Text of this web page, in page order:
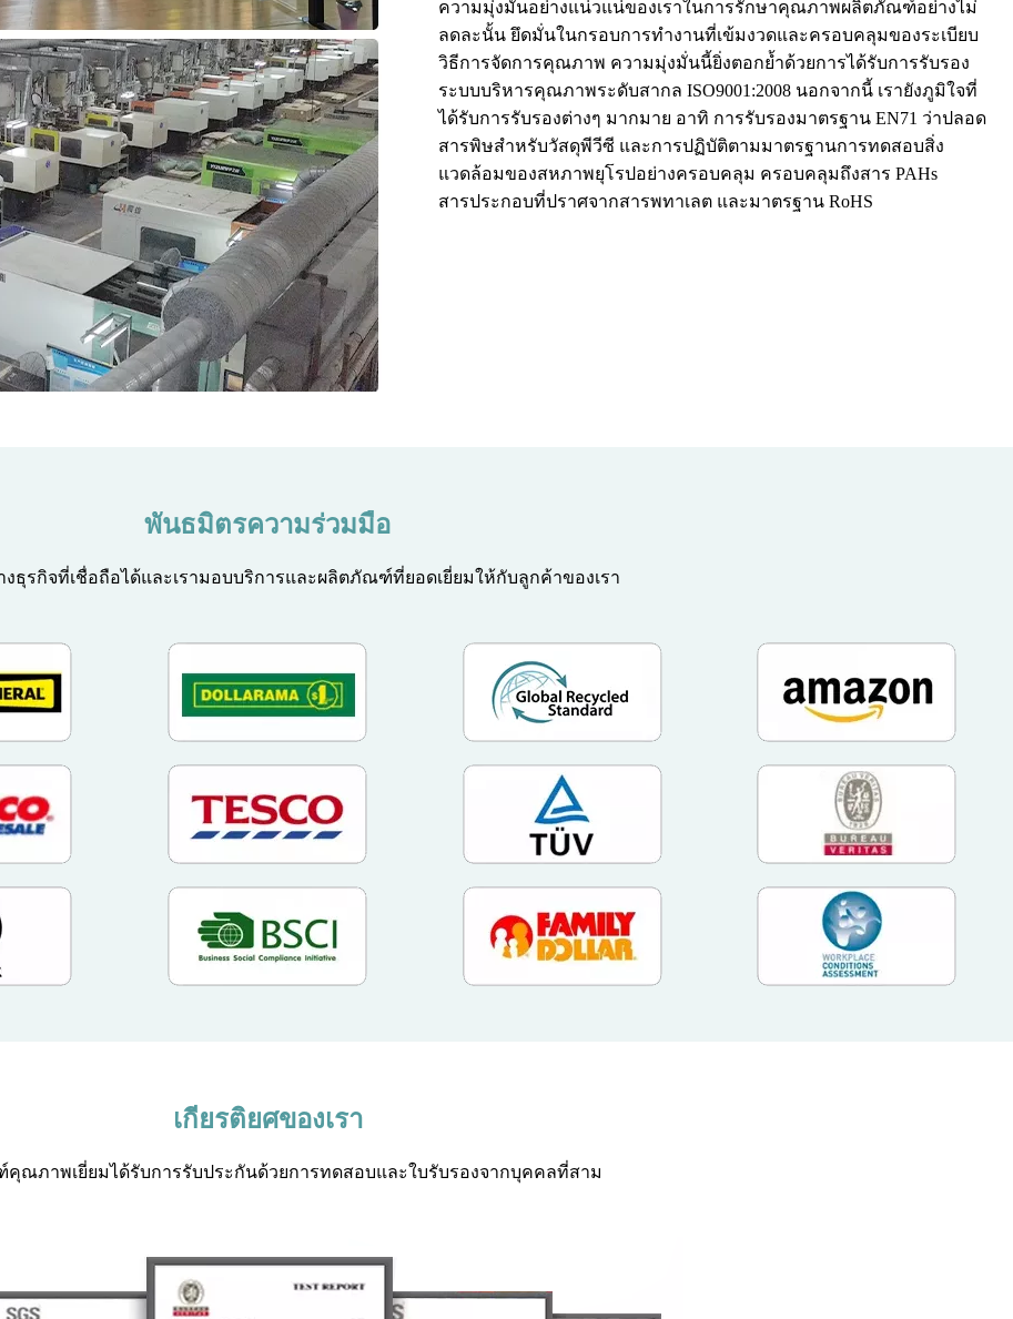
ความมุ่งมั่นอย่างแน่วแน่ของเราในการรักษาคุณภาพผลิตภัณฑ์อย่างไม่
ลดละนั้น ยึดมั่นในกรอบการทำงานที่เข้มงวดและครอบคลุมของระเบียบ
วิธีการจัดการคุณภาพ ความมุ่งมั่นนี้ยิ่งตอกย้ำด้วยการได้รับการรับรอง
ระบบบริหารคุณภาพระดับสากล ISO9001:2008 นอกจากนี้ เรายังภูมิใจที่
ได้รับการรับรองต่างๆ มากมาย อาทิ การรับรองมาตรฐาน EN71 ว่าปลอด
สารพิษสำหรับวัสดุพีวีซี และการปฏิบัติตามมาตรฐานการทดสอบสิ่ง
แวดล้อมของสหภาพยุโรปอย่างครอบคลุม ครอบคลุมถึงสาร PAHs
สารประกอบที่ปราศจากสารพทาเลต และมาตรฐาน RoHS
พันธมิตรความร่วมมือ
ธุรกิจที่เชื่อถือได้และเรามอบบริการและผลิตภัณฑ์ที่ยอดเยี่ยมให้กับลูกค้าของเรา
เกียรติยศของเรา
ณภาพเยี่ยมได้รับการรับประกันด้วยการทดสอบและใบรับรองจากบุคคลที่สาม